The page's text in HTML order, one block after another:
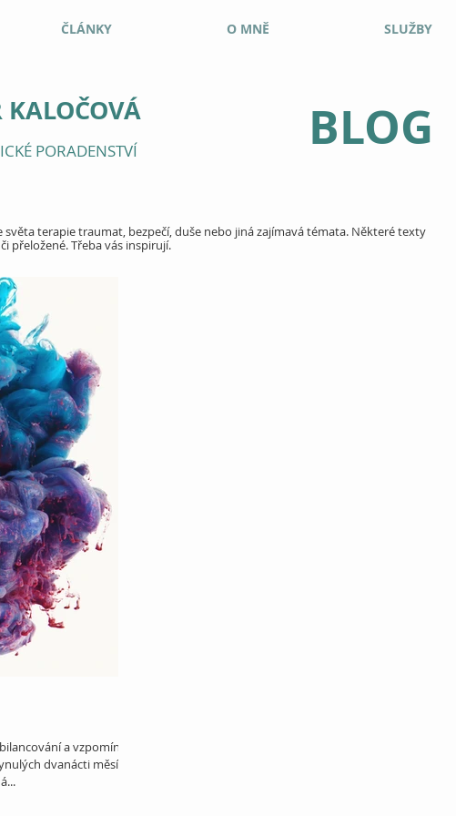
ČLÁNKY O MNĚ SLUŽBY
KALOČOVÁ
PORADENSTVÍ BLOG
světa terapie traumat, bezpečí, duše nebo jiná zajímavá témata. Některé texty
přeložené. Třeba vás inspirují.
a vzpomínání
dvanácti měsíců